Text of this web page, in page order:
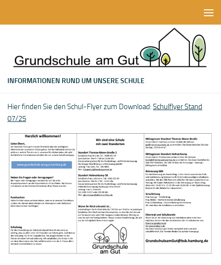
INFORMATIONEN RUND UM UNSERE SCHULE
Hier finden Sie den Schul-Flyer zum Download: Schulflyer Stand
07/25